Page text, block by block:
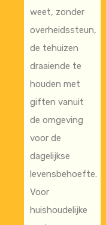
weet, zonder
overheidssteun,
de tehuizen
draaiende te
houden met
giften vanuit
de omgeving
voor de
dagelijkse
levensbehoefte.
Voor
huishoudelijke